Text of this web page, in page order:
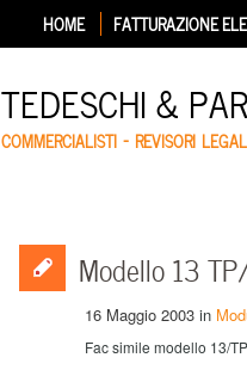
HOME FATTURAZIONE
TEDESCHI &
COMMERCIALISTI – REVISORI
Modello 13
16 Maggio 2003 in
Fac simile modello 13/